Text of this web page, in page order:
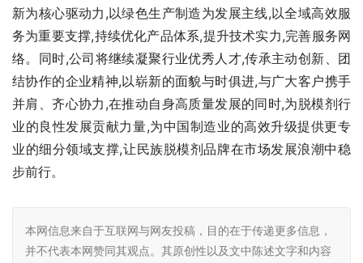
新为核心驱动力,以绿色生产制造为发展主线,以全域高效服
务为重要支撑,持续优化产品体系,提升技术实力,完善服务网
络。同时,公司将继续凝聚行业优秀人才,传承主动创新、团
结协作的企业精神,以崭新的面貌与时俱进,与广大客户携手
并肩、齐心协力,在推动自身高质量发展的同时,为脱模剂行
业的良性发展贡献力量,为中国制造业的高效升级提供更专
业的细分领域支撑,让民族脱模剂品牌在市场发展浪潮中稳
步前行。
本网信息来自于互联网与网友投稿，目的在于传递更多信息，
并不代表本网赞同其观点。其原创性以及文中陈述文字和内容